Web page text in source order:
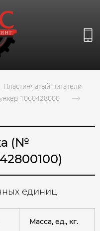
Пластинчатый питатели
1060428000
(№
единиц
Масса, ед., кг.